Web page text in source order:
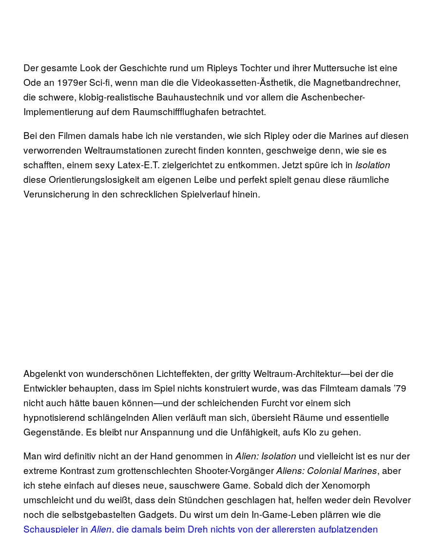
Der gesamte Look der Geschichte rund um Ripleys Tochter und ihrer Muttersuche ist eine
Ode an 1979er Sci-fi, wenn man die die Videokassetten-Ästhetik, die Magnetbandrechner,
die schwere, klobig-realistische Bauhaustechnik und vor allem die Aschenbecher-
Implementierung auf dem Raumschiffflughafen betrachtet.
Bei den Filmen damals habe ich nie verstanden, wie sich Ripley oder die Marines auf diesen
verworrenden Weltraumstationen zurecht finden konnten, geschweige denn, wie sie es
schafften, einem sexy Latex-E.T. zielgerichtet zu entkommen. Jetzt spüre ich in Isolation
diese Orientierungslosigkeit am eigenen Leibe und perfekt spielt genau diese räumliche
Verunsicherung in den schrecklichen Spielverlauf hinein.
Abgelenkt von wunderschönen Lichteffekten, der gritty Weltraum-Architektur—bei der die
Entwickler behaupten, dass im Spiel nichts konstruiert wurde, was das Filmteam damals ’79
nicht auch hätte bauen können—und der schleichenden Furcht vor einem sich
hypnotisierend schlängelnden Alien verläuft man sich, übersieht Räume und essentielle
Gegenstände. Es bleibt nur Anspannung und die Unfähigkeit, aufs Klo zu gehen.
Man wird definitiv nicht an der Hand genommen inAlien: Isolation und vielleicht ist es nur der
extreme Kontrast zum grottenschlechten Shooter-VorgängerAliens: Colonial Marines, aber
ich stehe einfach auf dieses neue, sauschwere Game. Sobald dich der Xenomorph
umschleicht und du weißt, dass dein Stündchen geschlagen hat, helfen weder dein Revolver
noch die selbstgebastelten Gadgets. Du wirst um dein In-Game-Leben plärren wie die
Schauspieler inAlien, die damals beim Dreh nichts von der allerersten aufplatzenden